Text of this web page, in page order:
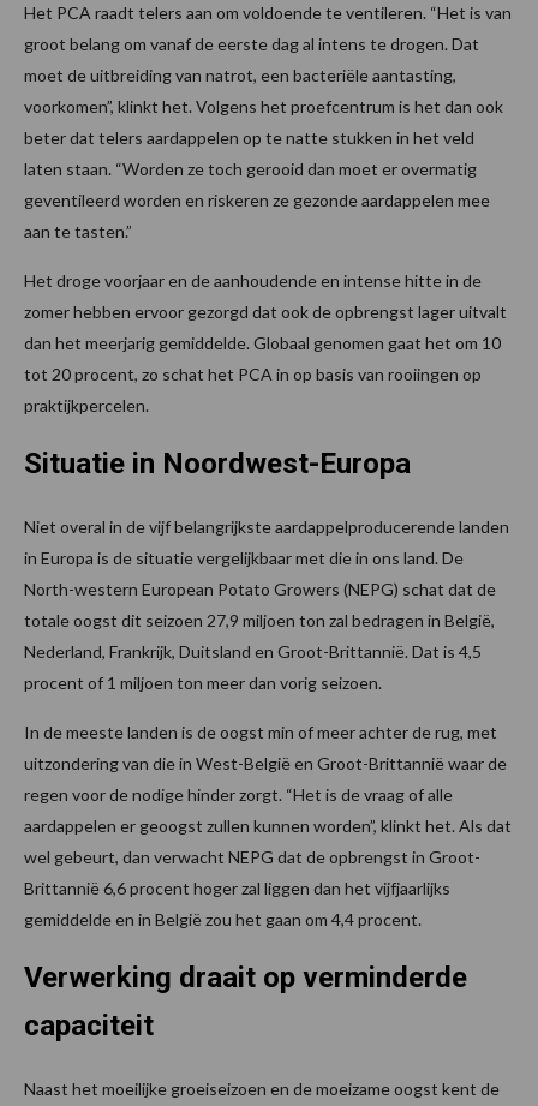
Het PCA raadt telers aan om voldoende te ventileren. “Het is van
groot belang om vanaf de eerste dag al intens te drogen. Dat
moet de uitbreiding van natrot, een bacteriële aantasting,
voorkomen”, klinkt het. Volgens het proefcentrum is het dan ook
beter dat telers aardappelen op te natte stukken in het veld
laten staan. “Worden ze toch gerooid dan moet er overmatig
geventileerd worden en riskeren ze gezonde aardappelen mee
aan te tasten.”
Het droge voorjaar en de aanhoudende en intense hitte in de
zomer hebben ervoor gezorgd dat ook de opbrengst lager uitvalt
dan het meerjarig gemiddelde. Globaal genomen gaat het om 10
tot 20 procent, zo schat het PCA in op basis van rooiingen op
praktijkpercelen.
Situatie in Noordwest-Europa
Niet overal in de vijf belangrijkste aardappelproducerende landen
in Europa is de situatie vergelijkbaar met die in ons land. De
North-western European Potato Growers (NEPG) schat dat de
totale oogst dit seizoen 27,9 miljoen ton zal bedragen in België,
Nederland, Frankrijk, Duitsland en Groot-Brittannië. Dat is 4,5
procent of 1 miljoen ton meer dan vorig seizoen.
In de meeste landen is de oogst min of meer achter de rug, met
uitzondering van die in West-België en Groot-Brittannië waar de
regen voor de nodige hinder zorgt. “Het is de vraag of alle
aardappelen er geoogst zullen kunnen worden”, klinkt het. Als dat
wel gebeurt, dan verwacht NEPG dat de opbrengst in Groot-
Brittannië 6,6 procent hoger zal liggen dan het vijfjaarlijks
gemiddelde en in België zou het gaan om 4,4 procent.
Verwerking draait op verminderde
capaciteit
Naast het moeilijke groeiseizoen en de moeizame oogst kent de